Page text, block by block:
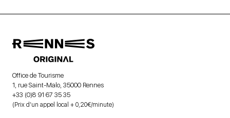
Office de Tourisme
1, rue Saint-Malo, 35000 Rennes
+33 (0)8 91 67 35 35
(Prix d’un appel local + 0,20€/minute)